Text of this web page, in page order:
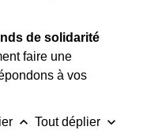
de solidarité
faire une
à vos
keyboard_arrow_up Tout déplier keyboard_arrow_down